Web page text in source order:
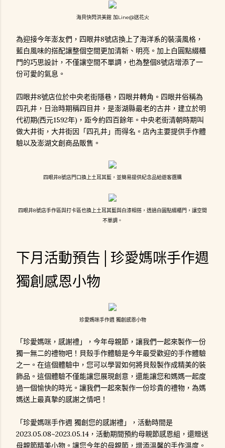
海貝快閃洪美館 加Line@送花火
為迎接今年澎友們，四眼井8號店換上了海洋系的裝潢風格，
藍白風味的搭配讓整個空間更加清新、明亮。加上白圓點綴櫃
門的巧思設計，不僅讓空間不單調，也為整個8號店增添了一
份可愛的氣息。
四眼井8號店位於中央老街隱巷，四眼井轉角。四眼井俗稱為
四孔井，日治時期稱四目井，是澎湖縣最老的古井，建立於明
代初期(西元1592年)，距今約四百餘年。中央老街清朝時期叫
做大井街，大井街因「四孔井」而得名。店內主要提供手作體
驗以及澎湖文創商品販售。
四眼井8號店門口換上土耳其藍，並簡易提供紀念品給遊客選購
四眼井8號店手作區與打卡區也換上土耳其藍與白漆相搭，透過白圓點綴櫃門，讓空間
不單調。
下月活動預告│珍愛媽咪手作週
獨創感恩小物
珍愛媽咪手作週 獨創感恩小物
「珍愛媽咪，感謝禮」，今年母親節，讓我們一起來製作一份
獨一無二的禮物吧！貝殼手作體驗是今年最受歡迎的手作體驗
之一。在這個體驗中，您可以學習如何將貝殼製作成精美的裝
飾品。這個體驗不僅能讓您展現創意，還能讓您和媽媽一起度
過一個愉快的時光。讓我們一起來製作一份珍貴的禮物，為媽
媽送上最真摯的感謝之情吧！
「珍愛媽咪手作週 獨創您的感謝禮」，活動時間是
2023.05.08~2023.05.14，活動期間預約母親節感恩組，還贈送
母親節精美小物。讓您今年的母親節，增添溫馨的手作溫度。